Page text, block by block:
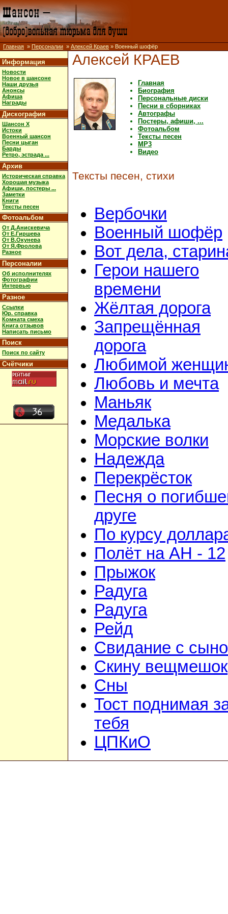
Главная » Персоналии » Алексей Краев » Военный шофёр
Информация
Новости
Новое в шансоне
Наши друзья
Анонсы
Афиша
Награды
Дискография
Шансон X
Истоки
Военный шансон
Песни цыган
Барды
Ретро, эстрада ...
Архив
Историческая справка
Хорошая музыка
Афиши, постеры ...
Заметки
Книги
Тексты песен
Фотоальбом
От Д.Анискевича
От Е.Гиршева
От В.Окунева
От Я.Фролова
Разное
Персоналии
Об исполнителях
Фотографии
Интервью
Разное
Ссылки
Юр. справка
Комната смеха
Книга отзывов
Написать письмо
Поиск
Поиск по сайту
Счётчики
Алексей КРАЕВ
Главная
Биография
Персональные диски
Песни в сборниках
Автографы
Постеры, афиши, ...
Фотоальбом
Тексты песен
MP3
Видео
Тексты песен, стихи
Вербочки
Военный шофёр
Вот дела,
Герои нашего
времени
Жёлтая дорога
Запрещённая
дорога
Любимой
Любовь и мечта
Маньяк
Медалька
Морские волки
Надежда
Перекрёсток
Песня о
друге
По курсу
Полёт на АН - 12
Прыжок
Радуга
Радуга
Рейд
Свидание с
Скину вещмешок
Сны
Тост поднимая
тебя
ЦПКиО